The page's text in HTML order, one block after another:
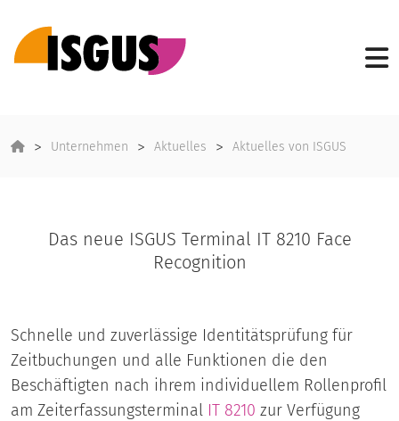
Unternehmen Aktuelles Aktuelles von ISGUS
Das neue ISGUS Terminal IT 8210 Face
Recognition
Schnelle und zuverlässige Identitätsprüfung für
Zeitbuchungen und alle Funktionen die den
Beschäftigten nach ihrem individuellem Rollenprofil
am Zeiterfassungsterminal IT 8210 zur Verfügung